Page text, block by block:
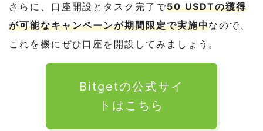
さらに、口座開設とタスク完了で50 USDTの獲得
が可能なキャンペーンが期間限定で実施中なので、
これを機にぜひ口座を開設してみましょう。
Bitgetの公式サイ
トはこちら